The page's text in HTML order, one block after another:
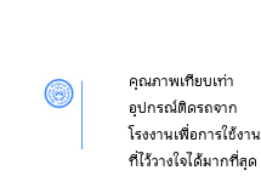
คุณภาพเทียบเท่า
อุปกรณ์ติดรถจาก
โรงงานเพื่อการใช้งาน
ที่ไว้วางใจได้มากที่สุด